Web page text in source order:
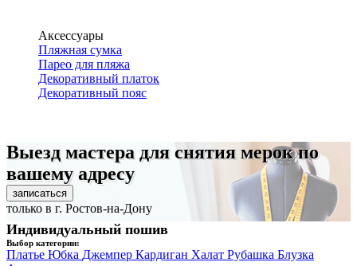
Аксессуары
Пляжная сумка
Парео для пляжа
Декоративный платок
Декоративный пояс
Выезд мастера для снятия мерок по
вашему адресу
записаться
только в г. Ростов-на-Дону
Индивидуальный пошив
Выбор категории:
Платье Юбка Джемпер Кардиган Халат Рубашка Блузка